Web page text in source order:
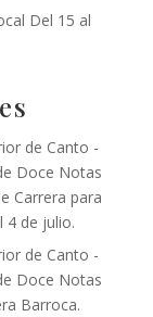
Del 15 al
de Canto -
Doce Notas
Carrera para
4 de julio.
de Canto -
Doce Notas
Barroca.